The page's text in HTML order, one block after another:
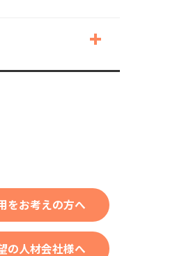
をお考えの方へ
の人材会社様へ